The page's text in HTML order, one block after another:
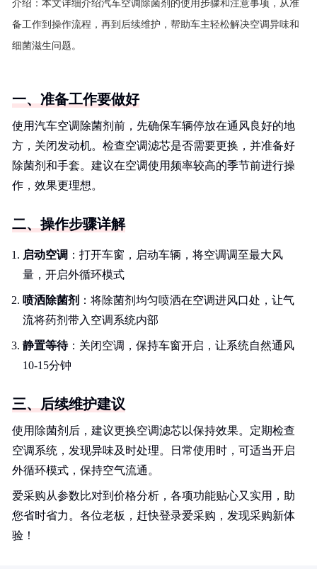
介绍： 本文详细介绍汽车空调除菌剂的使用步骤和注意事项，从准
备工作到操作流程，再到后续维护，帮助车主轻松解决空调异味和
细菌滋生问题。
一、准备工作要做好
使用汽车空调除菌剂前，先确保车辆停放在通风良好的地
方，关闭发动机。检查空调滤芯是否需要更换，并准备好
除菌剂和手套。建议在空调使用频率较高的季节前进行操
作，效果更理想。
二、操作步骤详解
启动空调 ：打开车窗，启动车辆，将空调调至最大风
量，开启外循环模式
喷洒除菌剂 ：将除菌剂均匀喷洒在空调进风口处，让气
流将药剂带入空调系统内部
静置等待：关闭空调，保持车窗开启，让系统自然通风
10-15分钟
三、后续维护建议
使用除菌剂后，建议更换空调滤芯以保持效果。定期检查
空调系统，发现异味及时处理。日常使用时，可适当开启
外循环模式，保持空气流通。
爱采购从参数比对到价格分析，各项功能贴心又实用，助
您省时省力。各位老板，赶快登录爱采购，发现采购新体
验！